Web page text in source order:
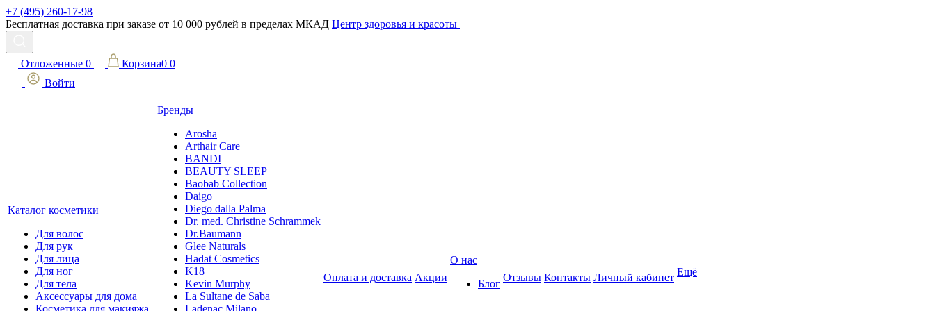
+7 (495) 260-17-98
Бесплатная доставка при заказе от 10 000 рублей в пределах МКАД Центр здоровья и красоты
Отложенные 0 Корзина0 0
Войти
Каталог косметики
Для волос
Для рук
Для лица
Для ног
Для тела
Аксессуары для дома
Косметика для макияжа
Бренды
Arosha
Arthair Care
BANDI
BEAUTY SLEEP
Baobab Collection
Daigo
Diego dalla Palma
Dr. med. Christine Schrammek
Dr.Baumann
Glee Naturals
Hadat Cosmetics
K18
Kevin Murphy
La Sultane de Saba
Ladenac Milano
Оплата и доставка Акции
О нас
Блог
Отзывы Контакты Личный кабинет Ещё